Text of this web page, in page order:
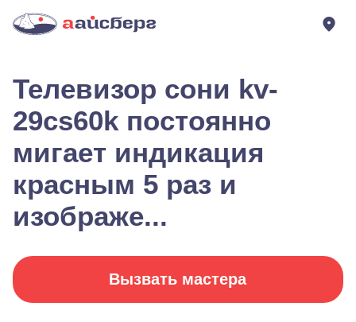
Телевизор сони kv-
29cs60k постоянно
мигает индикация
красным 5 раз и
изображе...
Вызвать мастера